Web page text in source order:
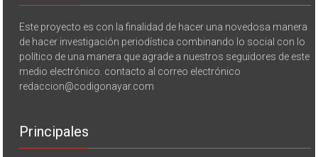
Este proyecto es con la finalidad de hacer una novedosa manera
de hacer investigación periodística combinando lo social con lo
político de una manera que agrade a nuestros seguidores de este
medio electrónico. contacto al correo electrónico
redaccion@codigonayar.com
Principales